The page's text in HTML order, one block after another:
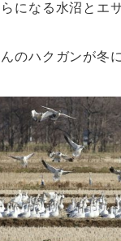
になる水沼とエ
のハクガンが冬